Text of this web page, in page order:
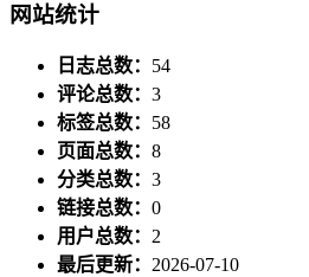
网站统计
日志总数： 54
评论总数： 3
标签总数： 58
页面总数： 8
分类总数： 3
链接总数： 0
用户总数： 2
最后更新： 2026-07-10